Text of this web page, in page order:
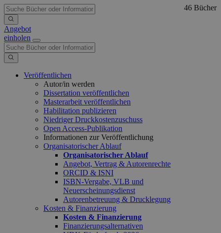
Angebot
einholen
Veröffentlichen
Autor/in werden
Dissertation veröffentlichen
Masterarbeit veröffentlichen
Habilitation publizieren
Niedriger Druckkostenzuschuss
Open Access-Publikation
Informationen zur Veröffentlichung
Organisatorischer Ablauf
Organisatorischer Ablauf
Angebot, Vertrag & Autorenrechte
ORCID & ISNI
ISBN-Vergabe, VLB und
Neuerscheinungsdienst
Autorenbetreuung & Drucklegung
Kosten & Finanzierung
Kosten & Finanzierung
Finanzierungsalternativen
46 Bücher